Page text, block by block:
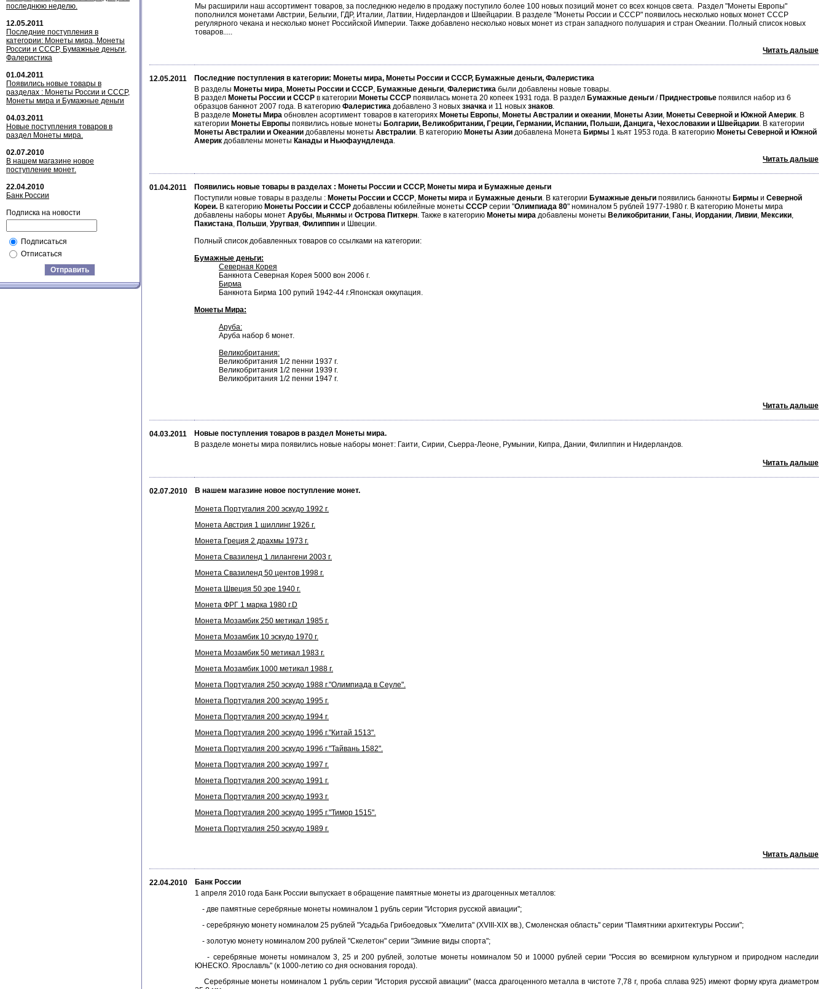
последнюю неделю.
12.05.2011
Последние поступления в
категории: Монеты мира, Монеты
России и СССР, Бумажные деньги,
Фалеристика
01.04.2011
Появились новые товары в
разделах : Монеты России и СССР,
Монеты мира и Бумажные деньги
04.03.2011
Новые поступления товаров в
раздел Монеты мира.
02.07.2010
В нашем магазине новое
поступление монет.
22.04.2010
Банк России
Подписка на новости
Подписаться
Отписаться
Отправить
Мы расширили наш ассортимент товаров, за последнюю неделю в продажу поступило более 100 новых позиций монет со всех концов света. Раздел "Монеты Европы"
пополнился монетами Австрии, Бельгии, ГДР, Италии, Латвии, Нидерландов и Швейцарии. В разделе "Монеты России и СССР" появилось несколько новых монет СССР
регулярного чекана и несколько монет Российской Империи. Также добавлено несколько новых монет из стран западного полушария и стран Океании. Полный список новых
товаров.....
Читать дальше
12.05.2011
Последние поступления в категории: Монеты мира, Монеты России и СССР, Бумажные деньги, Фалеристика
В разделы Монеты мира, Монеты России и СССР, Бумажные деньги, Фалеристика были добавлены новые товары.
В раздел Монеты России и СССР в категории Монеты СССР появилась монета 20 копеек 1931 года. В раздел Бумажные деньги / Приднестровье появился набор из 6
образцов банкнот 2007 года. В категорию Фалеристика добавлено 3 новых значка и 11 новых знаков.
В разделе Монеты Мира обновлен асортимент товаров в категориях Монеты Европы, Монеты Австралии и океании, Монеты Азии, Монеты Северной и Южной Америк. В
категории Монеты Европы появились новые монеты Болгарии, Великобритании, Греции, Германии, Испании, Польши, Данцига, Чехословакии и Швейцарии. В категории
Монеты Австралии и Океании добавлены монеты Австралии. В категорию Монеты Азии добавлена Монета Бирмы 1 кьят 1953 года. В категорию Монеты Северной и Южной
Америк добавлены монеты Канады и Ньюфаундленда.
Читать дальше
01.04.2011
Появились новые товары в разделах : Монеты России и СССР, Монеты мира и Бумажные деньги
Поступили новые товары в разделы : Монеты России и СССР, Монеты мира и Бумажные деньги. В категории Бумажные деньги появились банкноты Бирмы и Северной
Кореи. В категорию Монеты России и СССР добавлены юбилейные монеты СССР серии "Олимпиада 80" номиналом 5 рублей 1977-1980 г. В категорию Монеты мира
добавлены наборы монет Арубы, Мьянмы и Острова Питкерн. Также в категорию Монеты мира добавлены монеты Великобритании, Ганы, Иордании, Ливии, Мексики,
Пакистана, Польши, Уругвая, Филиппин и Швеции.
Полный список добавленных товаров со ссылками на категории:
Бумажные деньги:
Северная Корея
Банкнота Северная Корея 5000 вон 2006 г.
Бирма
Банкнота Бирма 100 рупий 1942-44 г.Японская оккупация.
Монеты Мира:
Аруба:
Аруба набор 6 монет.
Великобритания:
Великобритания 1/2 пенни 1937 г.
Великобритания 1/2 пенни 1939 г.
Великобритания 1/2 пенни 1947 г.
Читать дальше
04.03.2011
Новые поступления товаров в раздел Монеты мира.
В разделе монеты мира появились новые наборы монет: Гаити, Сирии, Сьерра-Леоне, Румынии, Кипра, Дании, Филиппин и Нидерландов.
Читать дальше
02.07.2010 В нашем магазине новое поступление монет.
Монета Португалия 200 эскудо 1992 г.
Монета Австрия 1 шиллинг 1926 г.
Монета Греция 2 драхмы 1973 г.
Монета Свазиленд 1 лилангени 2003 г.
Монета Свазиленд 50 центов 1998 г.
Монета Швеция 50 эре 1940 г.
Монета ФРГ 1 марка 1980 г.D
Монета Мозамбик 250 метикал 1985 г.
Монета Мозамбик 10 эскудо 1970 г.
Монета Мозамбик 50 метикал 1983 г.
Монета Мозамбик 1000 метикал 1988 г.
Монета Португалия 250 эскудо 1988 г."Олимпиада в Сеуле".
Монета Португалия 200 эскудо 1995 г.
Монета Португалия 200 эскудо 1994 г.
Монета Португалия 200 эскудо 1996 г."Китай 1513".
Монета Португалия 200 эскудо 1996 г."Тайвань 1582".
Монета Португалия 200 эскудо 1997 г.
Монета Португалия 200 эскудо 1991 г.
Монета Португалия 200 эскудо 1993 г.
Монета Португалия 200 эскудо 1995 г."Тимор 1515".
Монета Португалия 250 эскудо 1989 г.
Читать дальше
22.04.2010
Банк России
1 апреля 2010 года Банк России выпускает в обращение памятные монеты из драгоценных металлов:
- две памятные серебряные монеты номиналом 1 рубль серии "История русской авиации";
- серебряную монету номиналом 25 рублей "Усадьба Грибоедовых "Хмелита" (XVIII-XIX вв.), Смоленская область" серии "Памятники архитектуры России";
- золотую монету номиналом 200 рублей "Скелетон" серии "Зимние виды спорта";
- серебряные монеты номиналом 3, 25 и 200 рублей, золотые монеты номиналом 50 и 10000 рублей серии "Россия во всемирном культурном и природном наследии
ЮНЕСКО. Ярославль" (к 1000-летию со дня основания города).
Серебряные монеты номиналом 1 рубль серии "История русской авиации" (масса драгоценного металла в чистоте 7,78 г, проба сплава 925) имеют форму круга диаметром